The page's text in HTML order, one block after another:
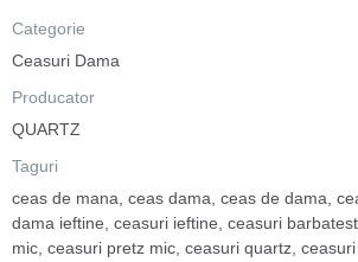
Categorie
Ceasuri Dama
Producator
QUARTZ
Taguri
ceas de mana ceas dama ceas de dama
dama ieftine ceasuri ieftine ceasuri
mic ceasuri pretz mic ceasuri quartz